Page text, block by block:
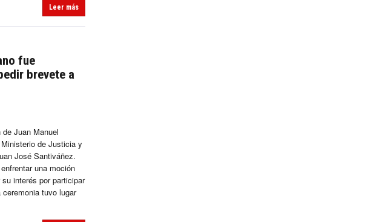
Leer más
fue
brevete a
Juan Manuel
de Justicia y
José Santiváñez.
una moción
interés por participar
tuvo lugar